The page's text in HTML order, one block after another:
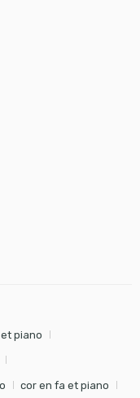
piano
cor en fa et piano